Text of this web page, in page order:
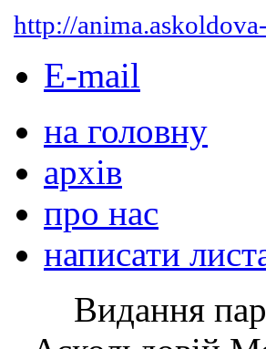
http://
E-mail
на головну
архів
про нас
написати
Видання